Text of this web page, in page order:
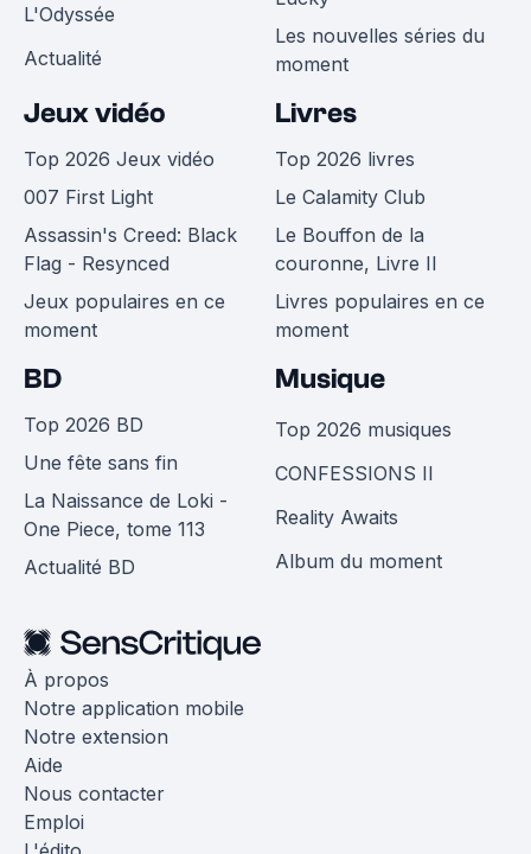
L'Odyssée
Actualité
Les nouvelles séries du
moment
Jeux vidéo
Top 2026 Jeux vidéo
007 First Light
Assassin's Creed: Black
Flag - Resynced
Jeux populaires en ce
moment
Livres
Top 2026 livres
Le Calamity Club
Le Bouffon de la
couronne, Livre II
Livres populaires en ce
moment
BD
Top 2026 BD
Une fête sans fin
La Naissance de Loki -
One Piece, tome 113
Actualité BD
Musique
Top 2026 musiques
CONFESSIONS II
Reality Awaits
Album du moment
À propos
Notre application mobile
Notre extension
Aide
Nous contacter
Emploi